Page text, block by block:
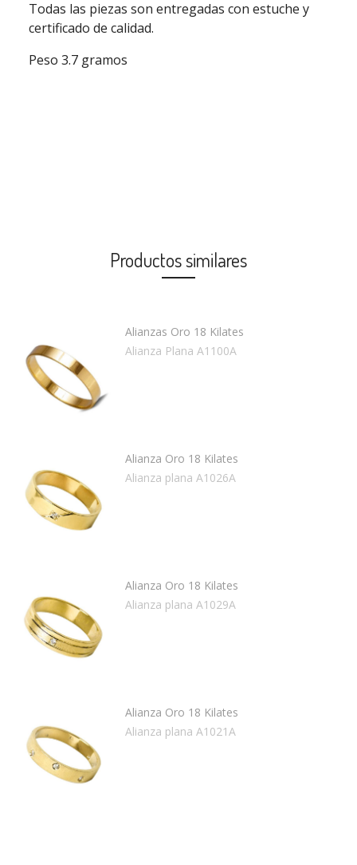
Todas las piezas son entregadas con estuche y
certificado de calidad.
Peso 3.7 gramos
Productos similares
Alianzas Oro 18 Kilates
Alianza Plana A1100A
Alianza Oro 18 Kilates
Alianza plana A1026A
Alianza Oro 18 Kilates
Alianza plana A1029A
Alianza Oro 18 Kilates
Alianza plana A1021A